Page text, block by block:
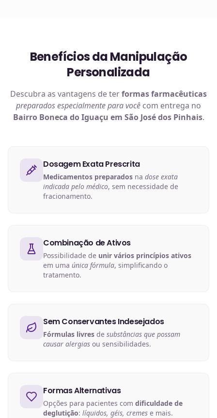
Benefícios da Manipulação
Personalizada
Descubra as vantagens de terformas farmacêuticas
preparados especialmente para você com entrega no
Bairro Boneca do Iguaçu em São José dos Pinhais.
Dosagem Exata Prescrita
Medicamentos preparados na dose exata
indicada pelo médico, sem necessidade de
fracionamento.
Combinação de Ativos
Possibilidade de unir vários princípios ativos
em uma única fórmula, simplificando o
tratamento.
Sem Conservantes Indesejados
Fórmulas livres de substâncias que possam
causar alergias ou sensibilidades.
Formas Alternativas
Opções para pacientes com dificuldade de
deglutição: líquidos, géis, cremes e mais.